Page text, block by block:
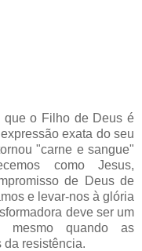
que o Filho de Deus é
exata do seu
"carne e sangue"
como Jesus,
de Deus de
e levar-nos à glória
deve ser um
quando as
da resistência.